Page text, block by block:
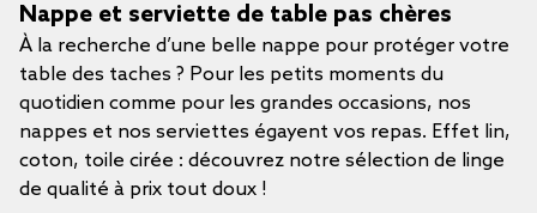
Nappe et serviette de table pas chères
À la recherche d’une belle nappe pour protéger votre
table des taches ? Pour les petits moments du
quotidien comme pour les grandes occasions, nos
nappes et nos serviettes égayent vos repas. Effet lin,
coton, toile cirée : découvrez notre sélection de linge
de qualité à prix tout doux !